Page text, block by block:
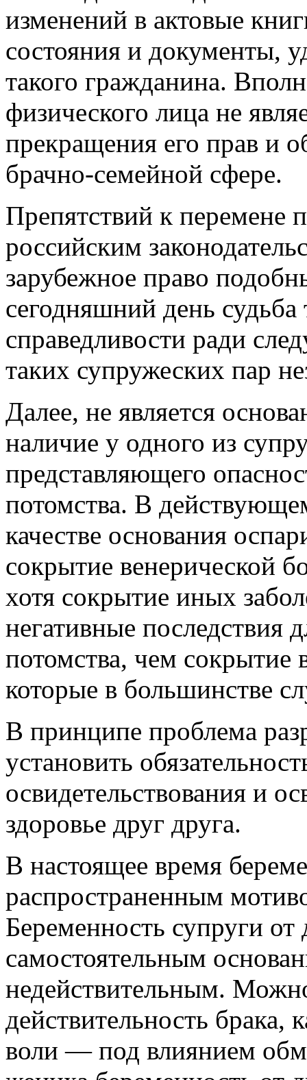
изменений в актовые
состояния и документы,
такого гражданина.
физического лица не
прекращения его прав и
брачно-семейной сфере.
Препятствий к перемене
российским
зарубежное право
сегодняшний день судьба
справедливости ради
таких супружеских пар
Далее, не является
наличие у одного из
представляющего
потомства. В
качестве основания
сокрытие венерической
хотя сокрытие иных
негативные последствия
потомства, чем сокрытие
которые в большинстве
В принципе проблема
установить
освидетельствования и
здоровье друг друга.
В настоящее время
распространенным
Беременность супруги
самостоятельным
недействительным.
действительность брака,
воли — под влиянием